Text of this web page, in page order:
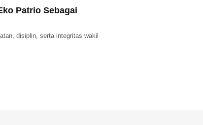
Patrio Sebagai
disiplin, serta integritas wakil